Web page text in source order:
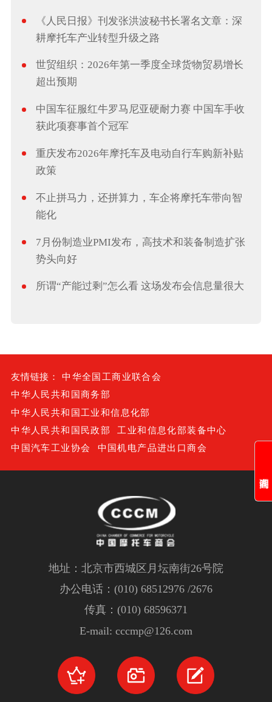
《人民日报》刊发张洪波秘书长署名文章：深
耕摩托车产业转型升级之路
世贸组织：2026年第一季度全球货物贸易增长
超出预期
中国车征服红牛罗马尼亚硬耐力赛 中国车手收
获此项赛事首个冠军
重庆发布2026年摩托车及电动自行车购新补贴
政策
不止拼马力，还拼算力，车企将摩托车带向智
能化
7月份制造业PMI发布，高技术和装备制造扩张
势头向好
所谓“产能过剩”怎么看 这场发布会信息量很大
友情链接：
中华全国工商业联合会
中华人民共和国商务部
中华人民共和国工业和信息化部
中华人民共和国民政部
工业和信息化部装备中心
中国汽车工业协会
中国机电产品进出口商会
地址：北京市西城区月坛南街26号院
办公电话：(010) 68512976 /2676
传真：(010) 68596371
E-mail: cccmp@126.com